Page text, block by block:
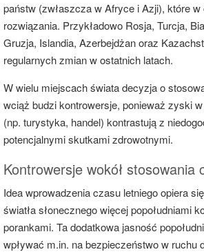
państw (zwłaszcza w Afryce i Azji), które w
rozwiązania. Przykładowo Rosja, Turcja,
Gruzja, Islandia, Azerbejdżan oraz
regularnych zmian w ostatnich latach.
W wielu miejscach świata decyzja o
wciąż budzi kontrowersje, ponieważ zyski
(np. turystyka, handel) kontrastują z
potencjalnymi skutkami zdrowotnymi.
Kontrowersje wokół stosowania
Idea wprowadzenia czasu letniego opiera
światła słonecznego więcej popołudniami
porankami. Ta dodatkowa jasność
wpływać m.in. na bezpieczeństwo w ruchu